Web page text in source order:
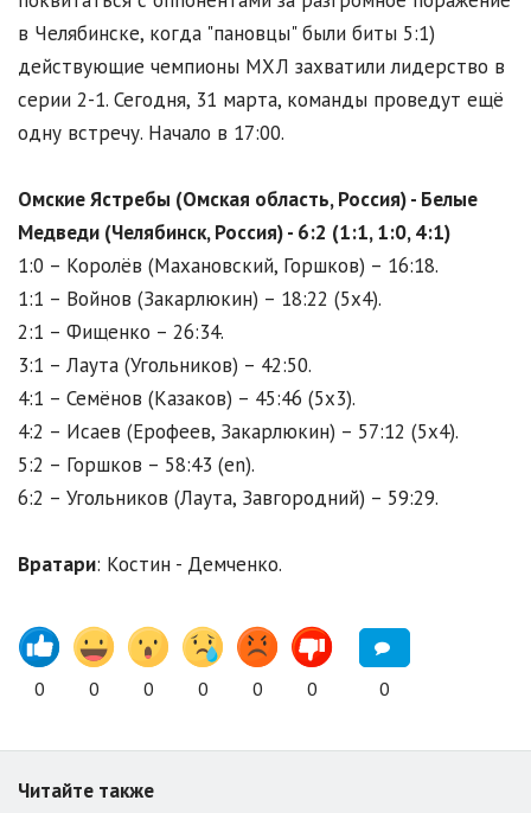
в Челябинске, когда "пановцы" были биты 5:1)
действующие чемпионы МХЛ захватили лидерство в
серии 2-1. Сегодня, 31 марта, команды проведут ещё
одну встречу. Начало в 17:00.
Омские Ястребы (Омская область, Россия) - Белые
Медведи (Челябинск, Россия) - 6:2 (1:1, 1:0, 4:1)
1:0 – Королёв (Махановский, Горшков) – 16:18.
1:1 – Войнов (Закарлюкин) – 18:22 (5x4).
2:1 – Фищенко – 26:34.
3:1 – Лаута (Угольников) – 42:50.
4:1 – Семёнов (Казаков) – 45:46 (5x3).
4:2 – Исаев (Ерофеев, Закарлюкин) – 57:12 (5x4).
5:2 – Горшков – 58:43 (en).
6:2 – Угольников (Лаута, Завгородний) – 59:29.
Вратари: Костин - Демченко.
0 0 0 0 0 0 0
Читайте также